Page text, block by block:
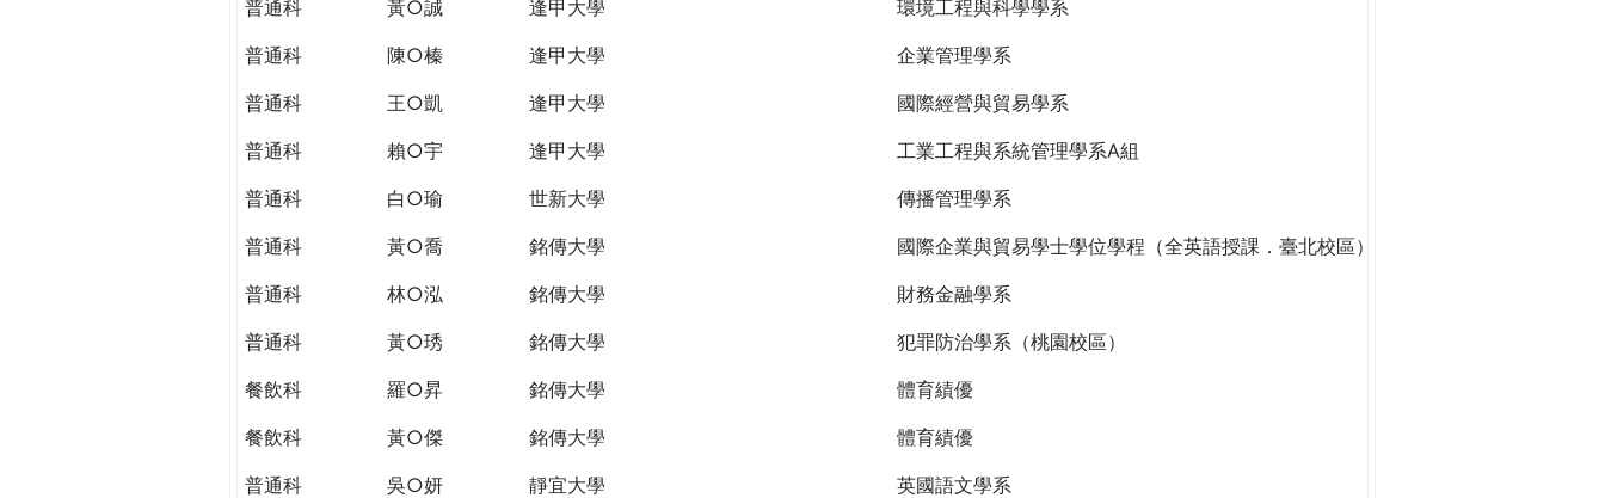
普通科
黃○誠 逢甲大學
環境工程與科學學系
普通科
陳○榛 逢甲大學
企業管理學系
普通科
王○凱 逢甲大學
國際經營與貿易學系
普通科
賴○宇 逢甲大學
工業工程與系統管理學系A組
普通科
白○瑜 世新大學
傳播管理學系
普通科
黃○喬 銘傳大學
國際企業與貿易學士學位學程（全英語授課．臺北校區）
普通科
林○泓 銘傳大學
財務金融學系
普通科
黃○琇 銘傳大學
犯罪防治學系（桃園校區）
餐飲科
羅○昇 銘傳大學
體育績優
餐飲科
黃○傑 銘傳大學
體育績優
普通科
吳○妍 靜宜大學
英國語文學系